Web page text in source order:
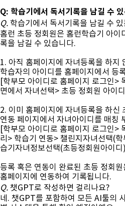
Q: 학습기에서 독서기록을 남길 수
Q. 학습기에서 독서기록을 남길 수
홈런 초등 정회원은 홈런학습기 아
록을 남길 수 있습니다.
1. 아직 홈페이지에 자녀등록을 하지
학습자의 아이디를 홈페이지에서 등
[학부모 아이디로 홈페이지 로그인>
면에서 자녀선택> 초등 정회원 아이
2. 이미 홈페이지에 자녀등록을 하신
연동 페이지에서 자녀아이디를 매칭
[학부모 아이디로 홈페이지 로그인>
리> 학습기 연동> 챌린지자녀선택(
습기자녀정보선택(초등정회원아이
등록 혹은 연동이 완료된 초등 정회
홈페이지에 연동하여 기록됩니다.
Q. 챗GPT로 작성하면 걸리나요?
네. 챗GPT를 포함하여 모든 AI툴의